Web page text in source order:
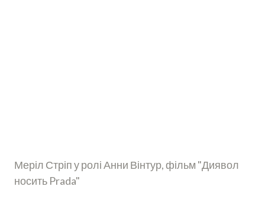
Меріл Стріп у ролі Анни Вінтур, фільм "Диявол
носить Prada"